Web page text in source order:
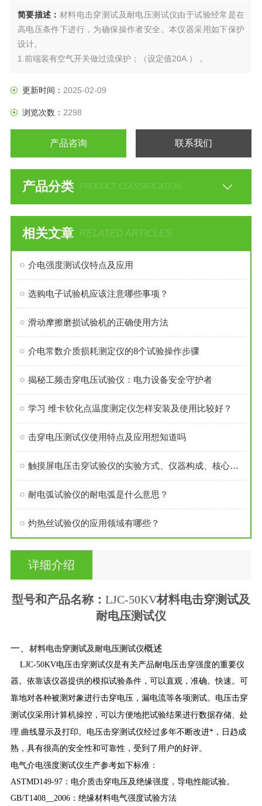
简要描述： 材料电击穿测试及耐电压测试仪由于试验经常是在
高电压条件下进行，为确保操作者安全。本仪器采用如下保护
设计。
1.前端装有空气开关做过流保护；（设定值20A.），
安全放电距离对四周均大于250mm（350mm），试验时箱壁
更新时间： 2025-02-09
浏览次数： 2298
产品咨询 联系我们
产品分类 PRODUCT CLASSIFICATION
相关文章 RELATED ARTICLES
介电强度测试仪特点及应用
选购电子试验机应该注意哪些事项？
滑动摩擦磨损试验机的正确使用方法
介电常数介质损耗测定仪的8个试验操作步骤
揭秘工频击穿电压试验仪：电力设备安全守护者
学习 维卡软化点温度测定仪怎样安装及使用比较好？
击穿电压测试仪使用特点及应用想知道吗
触摸屏电压击穿试验仪的实验方式、仪器构成、核心参数：
耐电弧试验仪的耐电弧是什么意思？
灼热丝试验仪的应用领域有哪些？
详细介绍
型号和产品名称： LJC-50KV材料电击穿测试及
耐电压测试仪
一、 材料电击穿测试及耐电压测试仪​概述
LJC-50KV电压击穿测试仪是有关产品耐电压击穿强度的重要仪
器。依靠该仪器提供的模拟试验条件，可以直观，准确。快速。可
靠地对各种被测对象进行击穿电压，漏电流等各项测试。 电压击穿
测试仪采用计算机操控，可以方便地把试验结果进行数据存储、处
理.曲线显示及打印。 电压击穿测试仪经过多年不断改进*，日趋成
熟，具有很高的安全性和可靠性，受到了用户的好评。
电气介电强度测试仪生产参考如下标准：
ASTMD149-97：电介质击穿电压及绝缘强度，导电性能试验。
GB/T1408__2006：绝缘材料电气强度试验方法